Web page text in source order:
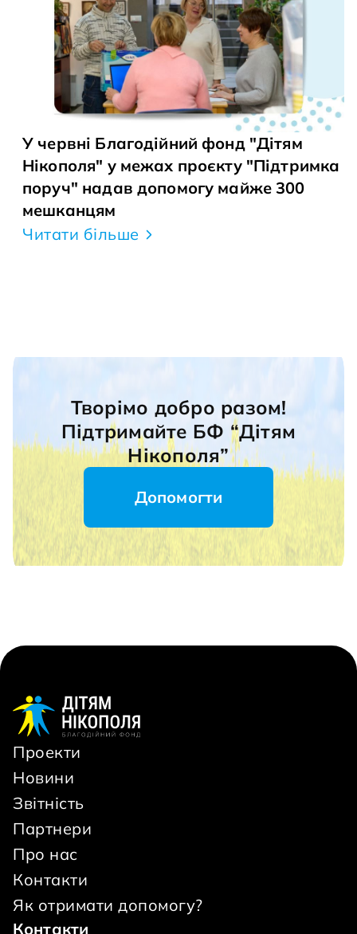
У червні Благодійний фонд "Дітям
Нікополя" у межах проєкту "Підтримка
поруч" надав допомогу майже 300
мешканцям
Читати більше
Творімо добро разом!
Підтримайте БФ “Дітям
Нікополя”
Допомогти
Проекти
Новини
Звітність
Партнери
Про нас
Контакти
Як отримати допомогу?
Контакти